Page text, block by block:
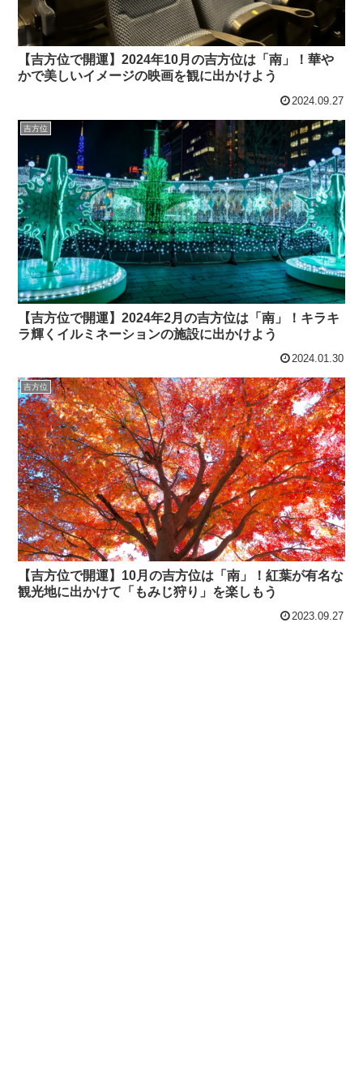
【吉方位で開運】2024年10月の吉方位は「南」！華や
かで美しいイメージの映画を観に出かけよう
2024.09.27
吉方位
【吉方位で開運】2024年2月の吉方位は「南」！キラキ
ラ輝くイルミネーションの施設に出かけよう
2024.01.30
吉方位
【吉方位で開運】10月の吉方位は「南」！紅葉が有名な
観光地に出かけて「もみじ狩り」を楽しもう
2023.09.27